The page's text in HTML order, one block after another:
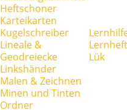
Heftschoner
Karteikarten
Kugelschreiber
Lineale &
Geodreiecke
Linkshänder
Malen & Zeichnen
Minen und Tinten
Ordner
Lük